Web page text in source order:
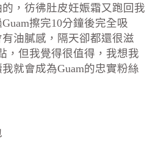
，彷彿肚皮妊娠霜又跑回我
擦完10分鐘後完全吸
油膩感，隔天卻都還很滋
，但我覺得很值得，我想我
就會成為Guam的忠實粉絲